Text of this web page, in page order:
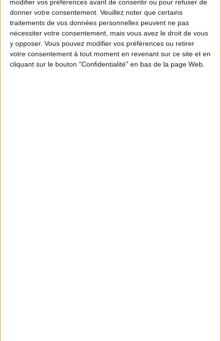
modifier vos préférences avant de consentir ou pour refuser de
donner votre consentement. Veuillez noter que certains
traitements de vos données personnelles peuvent ne pas
nécessiter votre consentement, mais vous avez le droit de vous
y opposer. Vous pouvez modifier vos préférences ou retirer
votre consentement à tout moment en revenant sur ce site et en
cliquant sur le bouton "Confidentialité" en bas de la page Web.
ADOPT PARFUMS RÉVOLUTIONNE LA PARFUMERIE MADE IN FRANCE À PETIT PRIX